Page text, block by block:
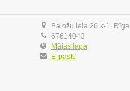
Baložu iela 26 k-1, Rīga
67614043
Mājas lapa
E-pasts